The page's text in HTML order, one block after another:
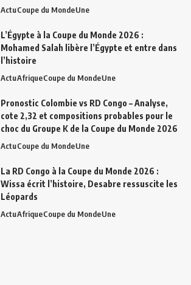
ActuCoupe du MondeUne
L’Égypte à la Coupe du Monde 2026 :
Mohamed Salah libère l’Égypte et entre dans
l’histoire
ActuAfriqueCoupe du MondeUne
Pronostic Colombie vs RD Congo – Analyse,
cote 2,32 et compositions probables pour le
choc du Groupe K de la Coupe du Monde 2026
ActuCoupe du MondeUne
La RD Congo à la Coupe du Monde 2026 :
Wissa écrit l’histoire, Desabre ressuscite les
Léopards
ActuAfriqueCoupe du MondeUne